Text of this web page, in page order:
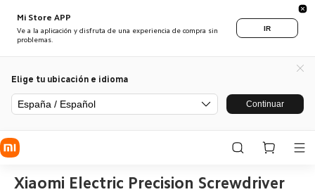
Mi Store APP
Ve a la aplicación y disfruta de una experiencia de compra sin
problemas.
IR
Elige tu ubicación e idioma
España / Español Continuar
Xiaomi Electric Precision Screwdriver